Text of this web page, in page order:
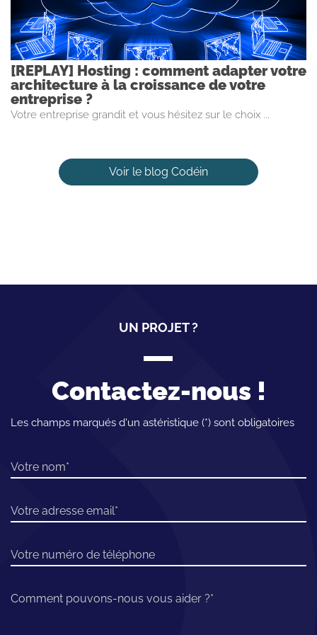
[REPLAY] Hosting : comment adapter votre
architecture à la croissance de votre
entreprise ?
Votre entreprise grandit et vous hésitez sur le choix ...
Voir le blog Codéin
UN PROJET ?
Contactez-nous !
Les champs marqués d'un astéristique (*) sont obligatoires
Votre nom
Votre adresse email
Votre numéro de téléphone
Comment pouvons-nous vous aider ?